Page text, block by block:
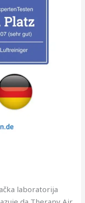
laboratorija